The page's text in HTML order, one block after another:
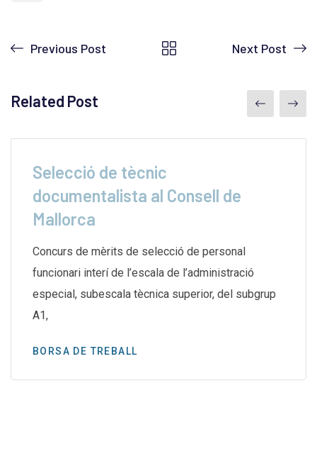
Previous Post Next Post
Related Post
Selecció de tècnic
documentalista al Consell de
Mallorca
Concurs de mèrits de selecció de personal
funcionari interí de l’escala de l’administració
especial, subescala tècnica superior, del subgrup
A1,
BORSA DE TREBALL